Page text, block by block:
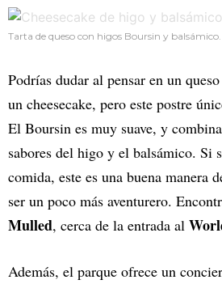
Tarta de queso con higos Boursin y balsámico.
Podrías dudar al pensar en un
un cheesecake, pero este postre
El Boursin es muy suave, y
sabores del higo y el balsámico. Si
comida, este es una buena manera
ser un poco más aventurero.
Mulled, cerca de la entrada al
Además, el parque ofrece un